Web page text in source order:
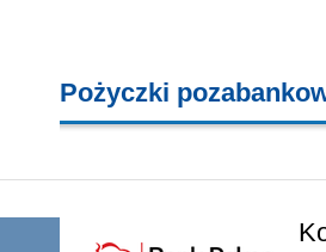
Pożyczki